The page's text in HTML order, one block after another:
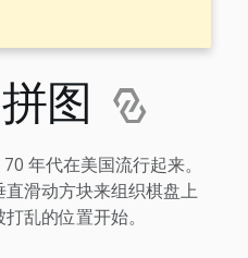
图
年代在美国流行起来。
滑动方块来组织棋盘上
乱的位置开始。